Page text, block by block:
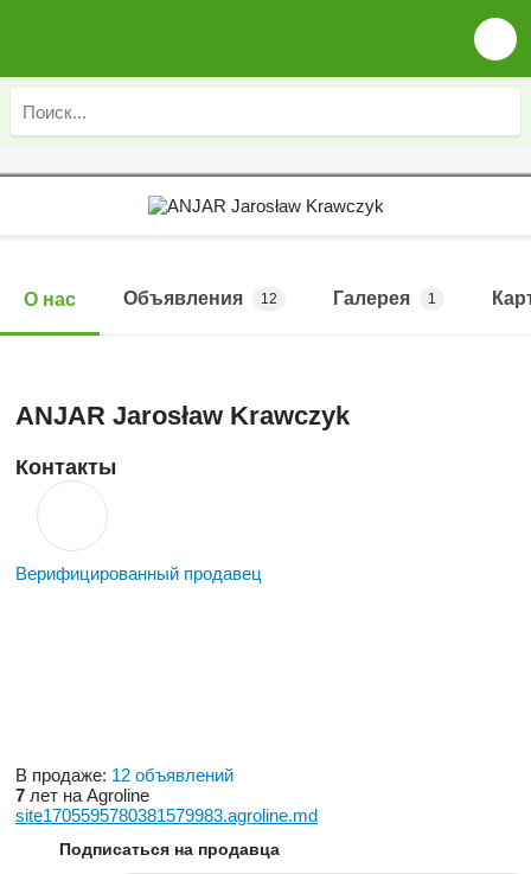
О нас Объявления 12 Галерея 1
ANJAR Jarosław Krawczyk
Контакты
Верифицированный продавец
В продаже: 12 объявлений
7 лет на Agroline
site1705595780381579983.agroline.md
Подписаться на продавца